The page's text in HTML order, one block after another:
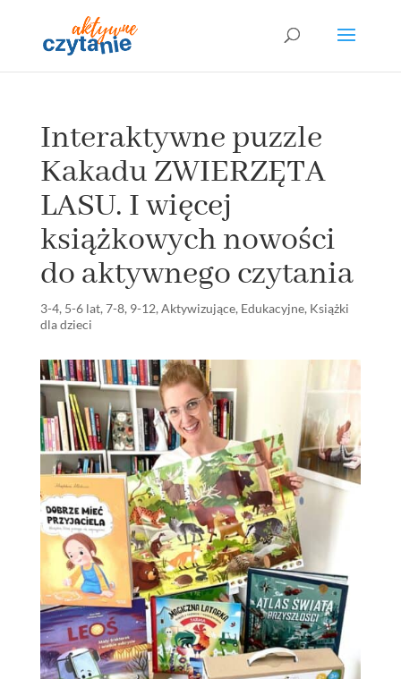
Interaktywne puzzle
Kakadu ZWIERZĘTA
LASU. I więcej
książkowych nowości
do aktywnego czytania
3-4, 5-6 lat, 7-8, 9-12, Aktywizujące, Edukacyjne, Książki
dla dzieci